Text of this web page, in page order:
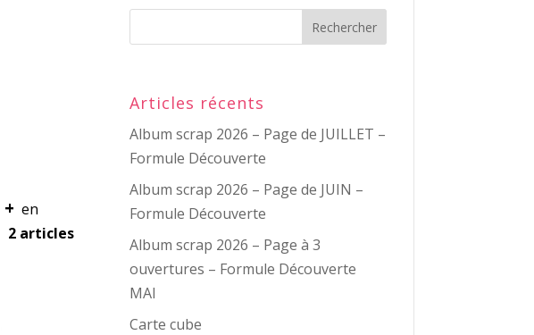
+ en
2 articles
Articles récents
Album scrap 2026 – Page de JUILLET –
Formule Découverte
Album scrap 2026 – Page de JUIN –
Formule Découverte
Album scrap 2026 – Page à 3
ouvertures – Formule Découverte
MAI
Carte cube